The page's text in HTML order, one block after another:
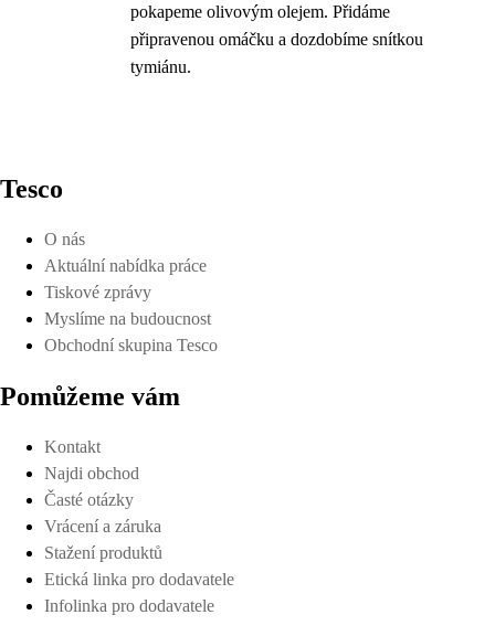
pokapeme olivovým olejem. Přidáme
připravenou omáčku a dozdobíme snítkou
tymiánu.
Tesco
O nás
Aktuální nabídka práce
Tiskové zprávy
Myslíme na budoucnost
Obchodní skupina Tesco
Pomůžeme vám
Kontakt
Najdi obchod
Časté otázky
Vrácení a záruka
Stažení produktů
Etická linka pro dodavatele
Infolinka pro dodavatele